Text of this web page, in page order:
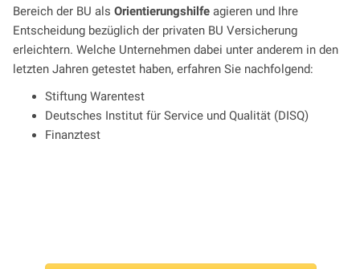
Bereich der BU als Orientierungshilfe agieren und Ihre
Entscheidung bezüglich der privaten BU Versicherung
erleichtern. Welche Unternehmen dabei unter anderem in den
letzten Jahren getestet haben, erfahren Sie nachfolgend:
Stiftung Warentest
Deutsches Institut für Service und Qualität (DISQ)
Finanztest